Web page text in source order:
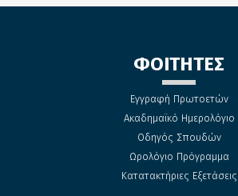
ΦΟΙΤΗΤΕΣ
Εγγραφή Πρωτοετών
Ακαδημαϊκό Ημερολόγιο
Οδηγός Σπουδών
Ωρολόγιο Πρόγραμμα
Κατατακτήριες Εξετάσεις